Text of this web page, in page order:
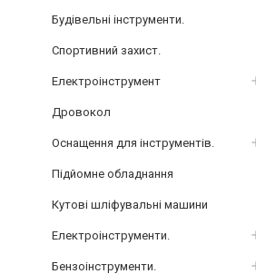
Будівельні інструменти.
Спортивний захист.
Електроінструмент
Дровокол
Оснащення для інструментів.
Підйомне обладнання
Кутові шліфувальні машини
Електроінструменти.
Бензоінструменти.